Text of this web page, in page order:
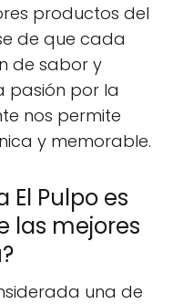
productos del
de que cada
de sabor y
pasión por la
nos permite
y memorable.
El Pulpo es
las mejores
una de